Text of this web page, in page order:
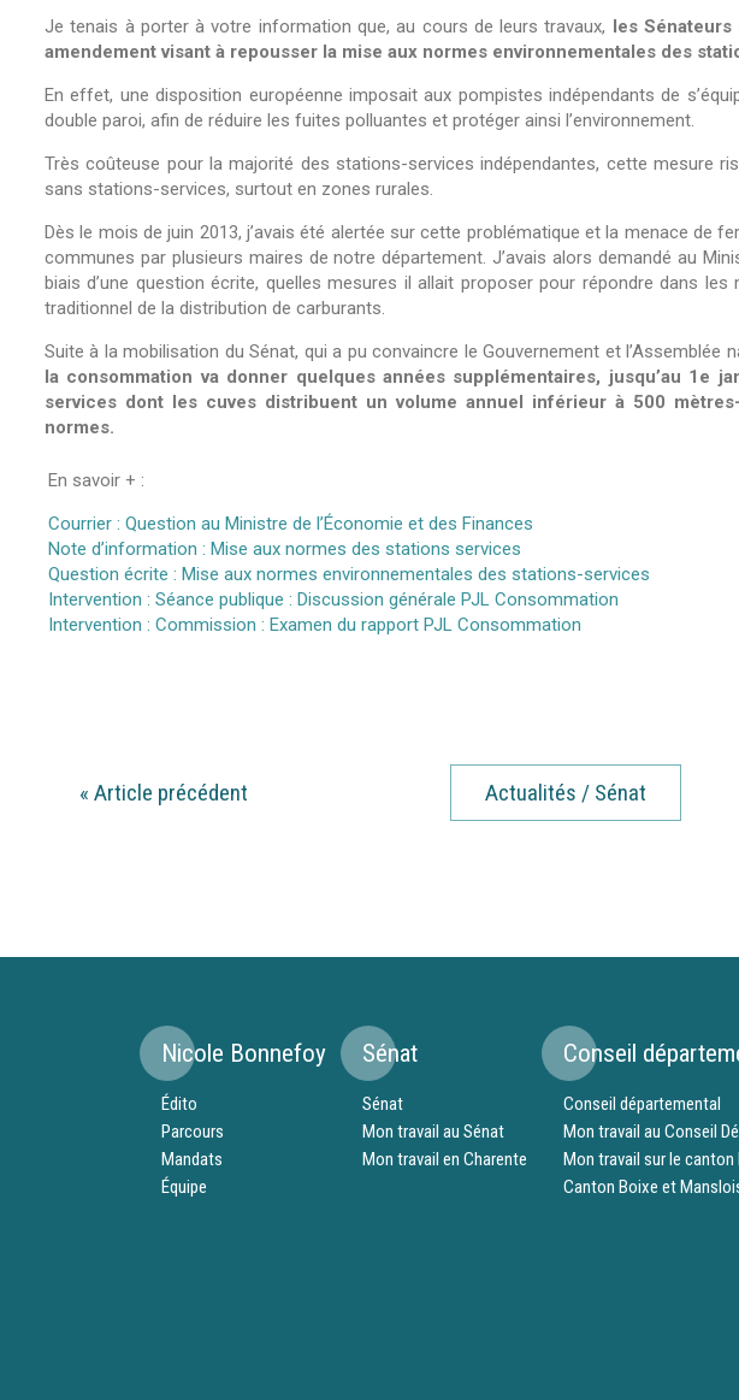
Je tenais à porter à votre information que, au cours de leurs travaux, les
amendement visant à repousser la mise aux normes environnementales des
En effet, une disposition européenne imposait aux pompistes indépendants de
double paroi, afin de réduire les fuites polluantes et protéger ainsi l’environnement.
Très coûteuse pour la majorité des stations-services indépendantes, cette mesure
sans stations-services, surtout en zones rurales.
Dès le mois de juin 2013, j’avais été alertée sur cette problématique et la menace de
communes par plusieurs maires de notre département. J’avais alors demandé au
biais d’une question écrite, quelles mesures il allait proposer pour répondre dans
traditionnel de la distribution de carburants.
Suite à la mobilisation du Sénat, qui a pu convaincre le Gouvernement et l’Assemblée
la consommation va donner quelques années supplémentaires, jusqu’au 1e
services dont les cuves distribuent un volume annuel inférieur à 500
normes.
En savoir + :
Courrier : Question au Ministre de l’Économie et des Finances
Note d’information : Mise aux normes des stations services
Question écrite : Mise aux normes environnementales des stations-services
Intervention : Séance publique : Discussion générale PJL Consommation
Intervention : Commission : Examen du rapport PJL Consommation
« Article précédent Actualités / Sénat
Nicole Bonnefoy
Édito
Parcours
Mandats
Équipe
Sénat
Sénat
Mon travail au Sénat
Mon travail en Charente
Conseil
Conseil départemental
Mon travail au Conseil
Mon travail sur le
Canton Boixe et